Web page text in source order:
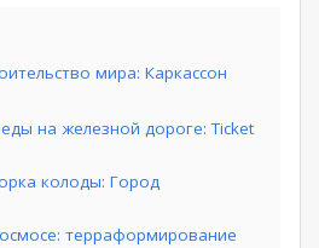
мира: Каркассон
на железной дороге: Ticket
колоды: Город
терраформирование